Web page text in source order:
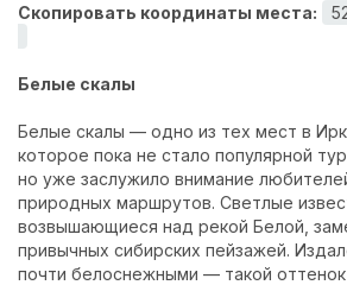
Скопировать координаты места:
Белые скалы
Белые скалы — одно из тех мест в
которое пока не стало популярной
но уже заслужило внимание
природных маршрутов. Светлые
возвышающиеся над рекой Белой,
привычных сибирских пейзажей.
почти белоснежными — такой